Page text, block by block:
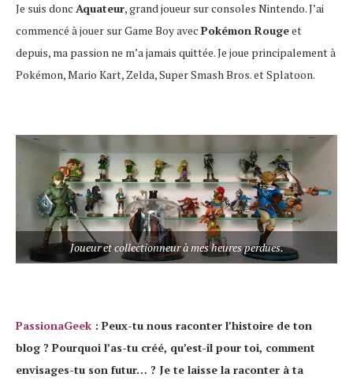
Je suis donc Aquateur, grand joueur sur consoles Nintendo. J’ai
commencé à jouer sur Game Boy avec Pokémon Rougeet
depuis, ma passion ne m’a jamais quittée. Je joue principalement à
Pokémon, Mario Kart, Zelda, Super Smash Bros. et Splatoon.
Joueur et collectionneur à mes heures perdues.
PassionaGeek : Peux-tu nous raconter l’histoire de ton
blog ? Pourquoi l’as-tu créé, qu’est-il pour toi, comment
envisages-tu son futur… ? Je te laisse la raconter à ta